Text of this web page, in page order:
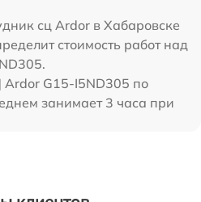
сц Ardor в Хабаровске
стоимость работ над
Ardor G15-I5ND305 по
занимает 3 часа при